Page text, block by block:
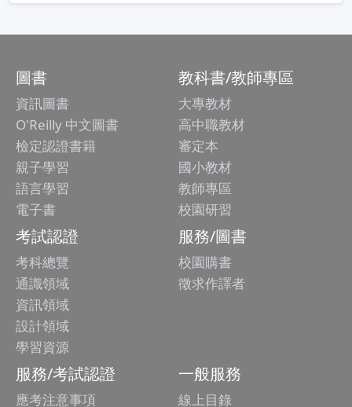
圖書
資訊圖書
O'Reilly 中文圖書
檢定認證書籍
親子學習
語言學習
電子書
教科書/教師專區
大專教材
高中職教材
審定本
國小教材
教師專區
校園研習
考試認證
考科總覽
通識領域
資訊領域
設計領域
學習資源
服務/圖書
校園購書
徵求作譯者
服務/考試認證
應考注意事項
一般服務
線上目錄